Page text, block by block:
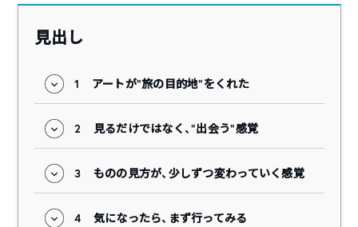
見出し
1 アートが“旅の目的地”をくれた
2 見るだけではなく、“出会う”感覚
3 ものの見方が、少しずつ変わっていく感覚
4 気になったら、まず行ってみる